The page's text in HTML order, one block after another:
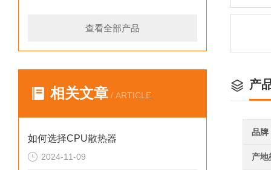
查看全部产品
相关文章 / ARTICLE
如何选择CPU散热器
2024-11-09
产
品牌
产地